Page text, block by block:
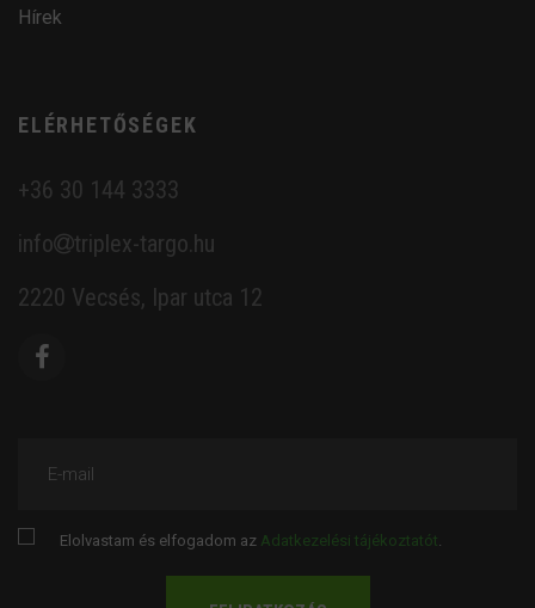
Hírek
ELÉRHETŐSÉGEK
+36 30 144 3333
info
triplex-targo.hu
2220 Vecsés, Ipar utca 12
E-mail
Elolvastam és elfogadom az Adatkezelési tájékoztatót.